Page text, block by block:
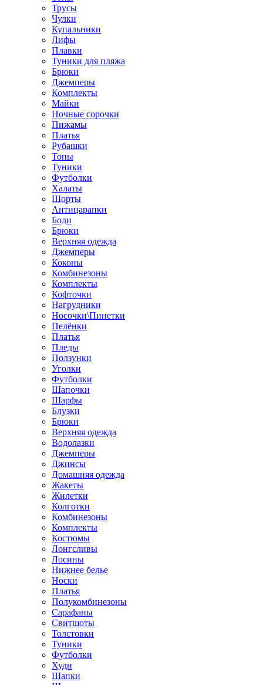
Трусы
Чулки
Купальники
Лифы
Плавки
Туники для пляжа
Брюки
Джемперы
Комплекты
Майки
Ночные сорочки
Пижамы
Платья
Рубашки
Топы
Туники
Футболки
Халаты
Шорты
Антицарапки
Боди
Брюки
Верхняя одежда
Джемперы
Коконы
Комбинезоны
Комплекты
Кофточки
Нагрудники
Носочки\Пинетки
Пелёнки
Платья
Пледы
Ползунки
Уголки
Футболки
Шапочки
Шарфы
Блузки
Брюки
Верхняя одежда
Водолазки
Джемперы
Джинсы
Домашняя одежда
Жакеты
Жилетки
Колготки
Комбинезоны
Комплекты
Костюмы
Лонгсливы
Лосины
Нижнее белье
Носки
Платья
Полукомбинезоны
Сарафаны
Свитшоты
Толстовки
Туники
Футболки
Худи
Шапки